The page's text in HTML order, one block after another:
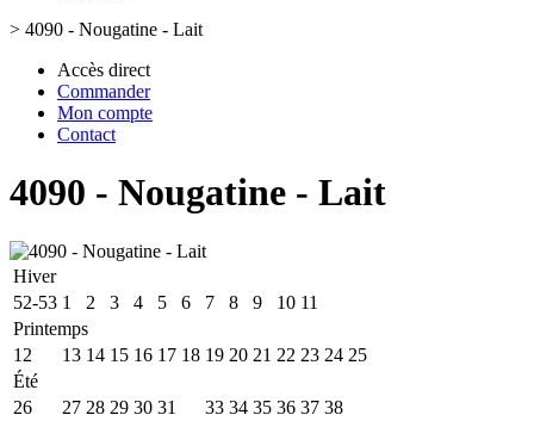
> 4090 - Nougatine - Lait
Accès direct
Commander
Mon compte
Contact
4090 - Nougatine - Lait
Hiver
52-53 1 2 3 4 5 6 7 8 9 10 11
Printemps
12
13 14 15 16 17 18 19 20 21 22 23 24 25
Été
26
27 28 29 30 31 33 34 35 36 37 38